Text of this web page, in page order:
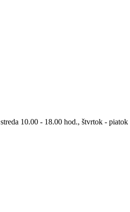
10.00 - 18.00 hod., štvrtok -